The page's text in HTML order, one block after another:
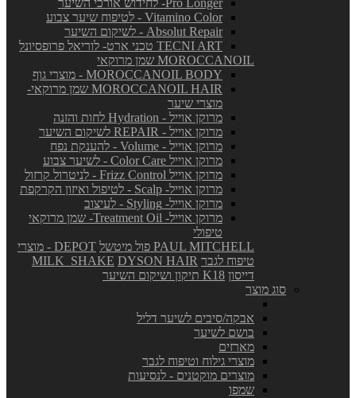
Pro Longer- לחידוש אורכי השיער
Vitamino Color - לטיפוח שיער צבוע
Absolut Repair - לשיקום השיער
TECNI ART טכני ארט- לוריאל פרופסיונל
MOROCCANOIL שמן מרוקאי
MOROCCANOIL BODY - מוצרי גוף
MOROCCANOIL HAIR שמן מרוקאי-
מוצרי שיער
מרוקן אוייל - Hydration לחות והזנה
מרוקן אוייל - REPAIR לשיקום השיער
מרוקן אוייל - Volume - להענקת נפח
מרוקן אוייל Color Care - לשיער צבוע
מרוקן אוייל Frizz Control - לניטרול קרזול
מרוקן אוייל- Scalp - לטיפול ואיזון הקרקפת
מרוקן אוייל- Styling - לעיצוב
מרוקן אוייל- Treatment Oil- שמן מרוקאי
טיפולי
PAUL MITCHELL פול מיטשל
DEPOT - מוצרי
טיפוח לגבר
MILK_SHAKE DYSON HAIR
דייסון K18 תיקון ושיקום השיער
סוג מוצר
אבקה/סיבים לשיער דליל
בושם לשיער
מארזים
מוצרי גילוח וטיפוח לגבר
מוצרים מוקטנים - לנסיעות
שמפו